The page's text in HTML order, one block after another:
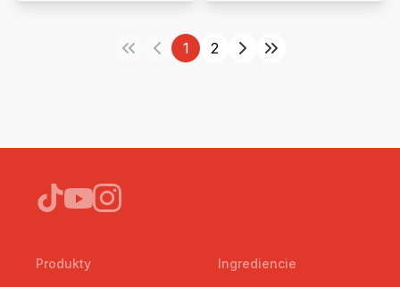
1 2
Produkty Ingrediencie